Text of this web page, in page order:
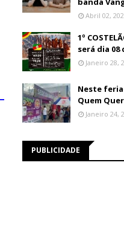
Abril 02,
1º
será dia
Janeiro 28,
Neste
Quem
Janeiro 24,
PUBLICIDADE